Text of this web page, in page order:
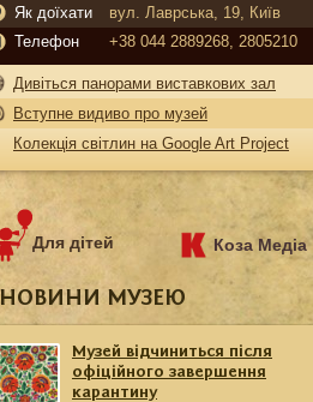
Як доїхати
вул. Лаврська, 19, Київ
Телефон
+38 044 2889268, 2805210
Дивіться панорами виставкових зал
Вступне видиво про музей
Колекція світлин на Google Art Project
Для дітей Коза Медіа
НОВИНИ МУЗЕЮ
Музей відчиниться після
офіційного завершення
карантину